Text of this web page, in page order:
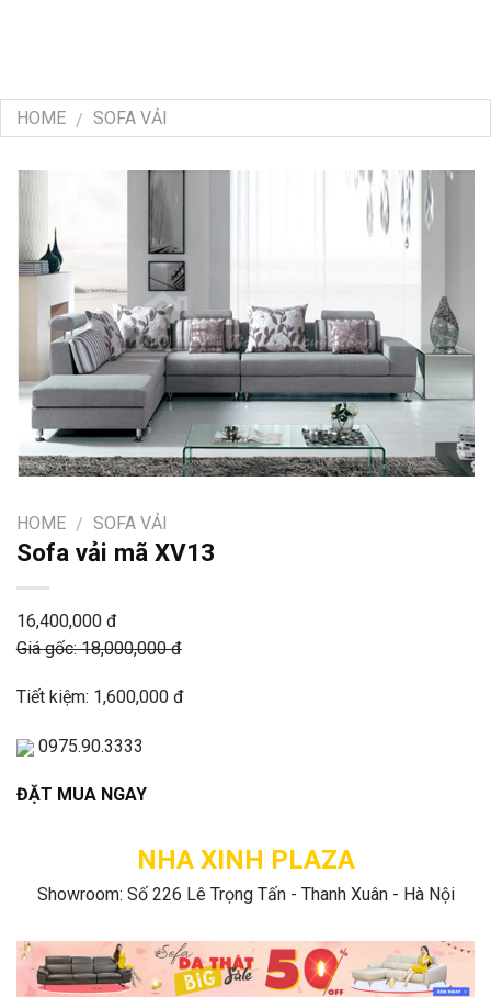
HOME / SOFA VẢI
HOME / SOFA VẢI
Sofa vải mã XV13
16,400,000 đ
Giá gốc: 18,000,000 đ
Tiết kiệm: 1,600,000 đ
0975.90.3333
ĐẶT MUA NGAY
NHA XINH PLAZA
Showroom: Số 226 Lê Trọng Tấn - Thanh Xuân - Hà Nội